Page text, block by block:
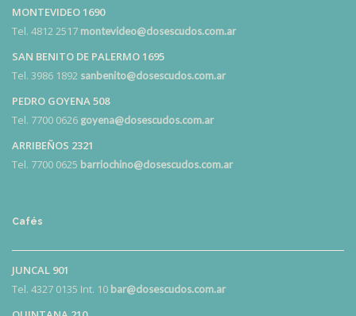
MONTEVIDEO 1690
Tel. 4812 2517 montevideo@dosescudos.com.ar
SAN BENITO DE PALERMO 1695
Tel. 3986 1892 sanbenito@dosescudos.com.ar
PEDRO GOYENA 508
Tel. 7700 0626 goyena@dosescudos.com.ar
ARRIBEÑOS 2321
Tel. 7700 0625 barriochino@dosescudos.com.ar
Cafés
JUNCAL 901
Tel. 4327 0135 Int. 10 bar@dosescudos.com.ar